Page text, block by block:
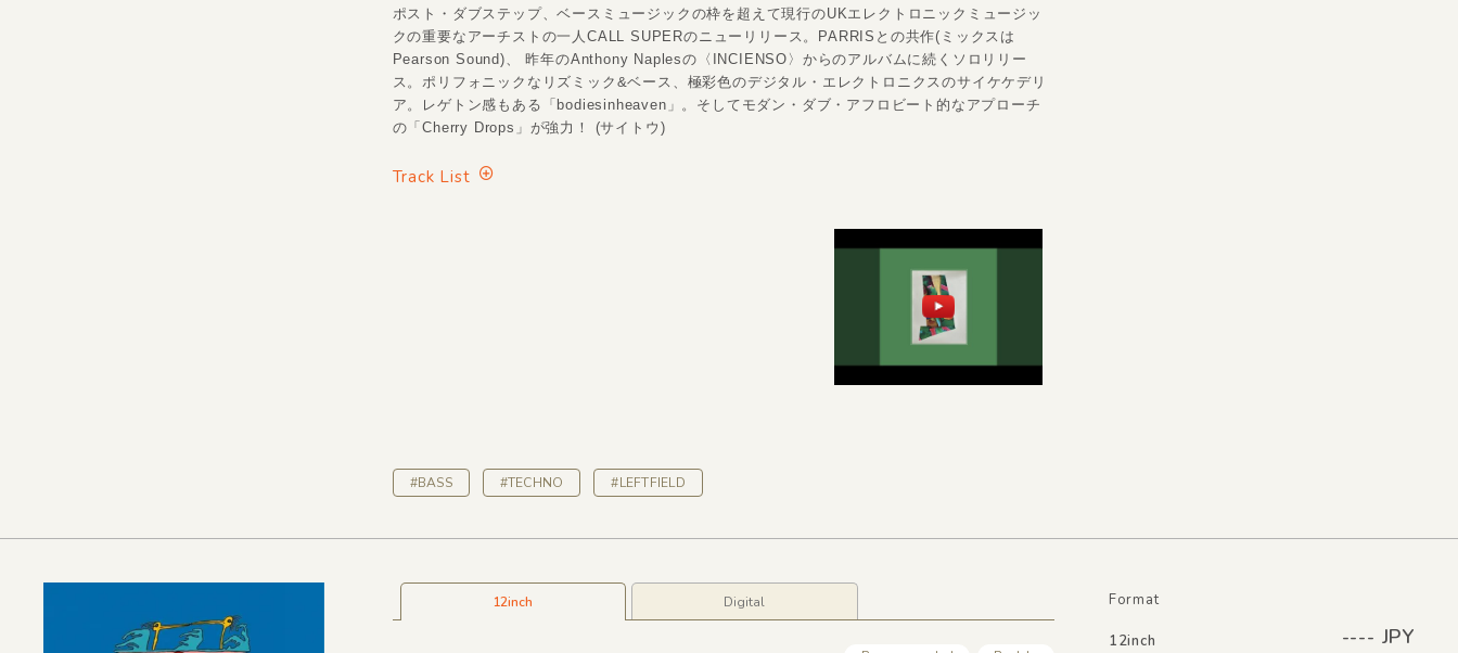
ポスト・ダブステップ、ベースミュージックの枠を超えて現行のUKエレクトロニックミュージッ
クの重要なアーチストの一人CALL SUPERのニューリリース。PARRISとの共作(ミックスは
Pearson Sound)、 昨年のAnthony Naplesの〈INCIENSO〉からのアルバムに続くソロリリー
ス。ポリフォニックなリズミック&ベース、極彩色のデジタル・エレクトロニクスのサイケケデリ
ア。レゲトン感もある「bodiesinheaven」。そしてモダン・ダブ・アフロビート的なアプローチ
の「Cherry Drops」が強力！ (サイトウ)
Track List
#BASS #TECHNO #LEFTFIELD
12inch Digital Format
12inch ---- JPY